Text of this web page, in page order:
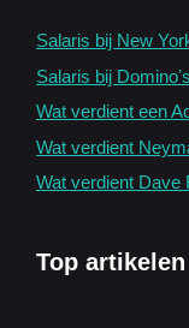
Salaris bij New
Salaris bij Dominoʼs
Wat verdient een
Wat verdient
Wat verdient Dave
Top artikelen